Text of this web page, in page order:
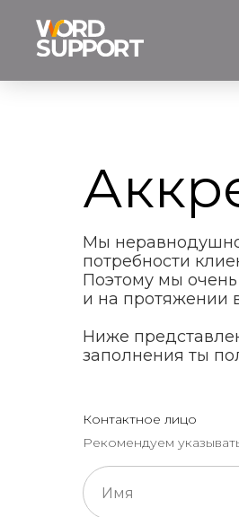
Мы
потребности
Поэтому мы
и на протяжении
Ниже
заполнения ты
Контактное лицо
Рекомендуем